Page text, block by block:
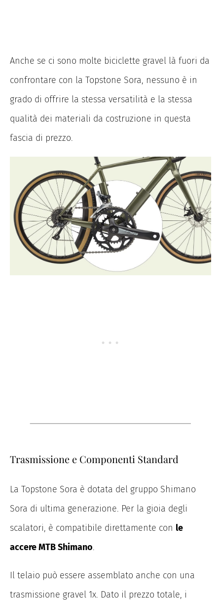
Anche se ci sono molte biciclette gravel là fuori da
confrontare con la Topstone Sora, nessuno è in
grado di offrire la stessa versatilità e la stessa
qualità dei materiali da costruzione in questa
fascia di prezzo.
Trasmissione e Componenti Standard
La Topstone Sora è dotata del gruppo Shimano
Sora di ultima generazione. Per la gioia degli
scalatori, è compatibile direttamente con le
accere MTB Shimano.
Il telaio può essere assemblato anche con una
trasmissione gravel 1x. Dato il prezzo totale, i